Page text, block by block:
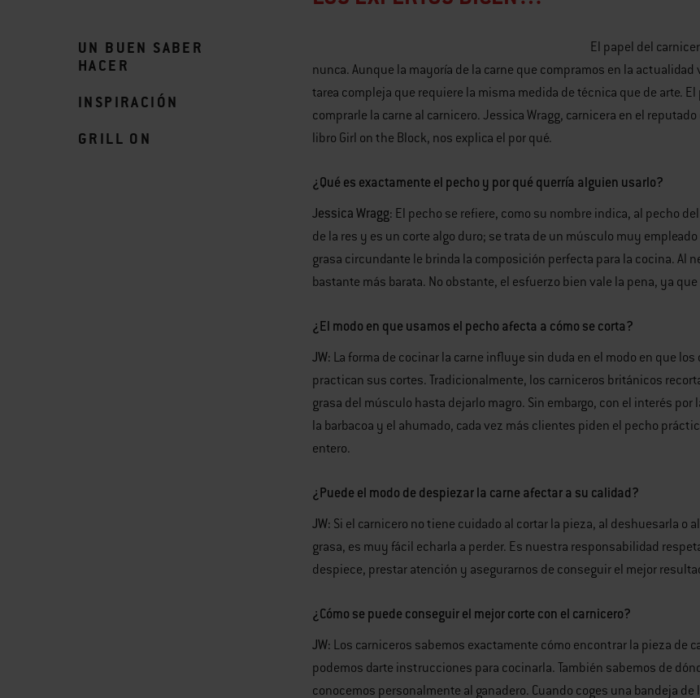
UN BUEN SABER
HACER
INSPIRACIÓN
GRILL ON
El papel del
nunca. Aunque la mayoría de la carne que compramos en la
tarea compleja que requiere la misma medida de técnica que de arte.
comprarle la carne al carnicero. Jessica Wragg, carnicera en el
libro Girl on the Block, nos explica el por qué.
¿Qué es exactamente el pecho y por qué querría alguien usarlo?
Jessica Wragg: El pecho se refiere, como su nombre indica, al pecho
de la res y es un corte algo duro; se trata de un músculo muy
grasa circundante le brinda la composición perfecta para la cocina. Al
bastante más barata. No obstante, el esfuerzo bien vale la pena, ya
¿El modo en que usamos el pecho afecta a cómo se corta?
JW: La forma de cocinar la carne influye sin duda en el modo en que los
practican sus cortes. Tradicionalmente, los carniceros británicos
grasa del músculo hasta dejarlo magro. Sin embargo, con el interés por
la barbacoa y el ahumado, cada vez más clientes piden el pecho
entero.
¿Puede el modo de despiezar la carne afectar a su calidad?
JW: Si el carnicero no tiene cuidado al cortar la pieza, al deshuesarla o
grasa, es muy fácil echarla a perder. Es nuestra responsabilidad
despiece, prestar atención y asegurarnos de conseguir el mejor
¿Cómo se puede conseguir el mejor corte con el carnicero?
JW: Los carniceros sabemos exactamente cómo encontrar la pieza de
podemos darte instrucciones para cocinarla. También sabemos de
conocemos personalmente al ganadero. Cuando coges una bandeja